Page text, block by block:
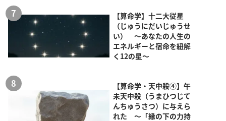
【算命学】十二大従星
（じゅうにだいじゅうせ
い） ～あなたの人生の
エネルギーと宿命を紐解
く12の星～
【算命学・天中殺④】午
未天中殺（うまひつじて
んちゅうさつ）に与えら
れた ～「縁の下の力持